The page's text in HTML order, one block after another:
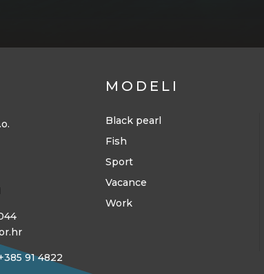
91 4822
MODELI
Black pearl
Fish
Sport
Vacance
Work